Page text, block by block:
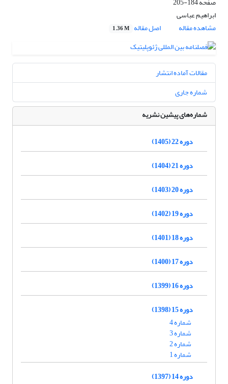
ابراهیم عباسی
مشاهده مقاله
اصل مقاله 1.36 M
مقالات آماده انتشار
شماره جاری
شماره‌های پیشین نشریه
دوره 22 (1405)
دوره 21 (1404)
دوره 20 (1403)
دوره 19 (1402)
دوره 18 (1401)
دوره 17 (1400)
دوره 16 (1399)
دوره 15 (1398)
شماره 4
شماره 3
شماره 2
شماره 1
دوره 14 (1397)